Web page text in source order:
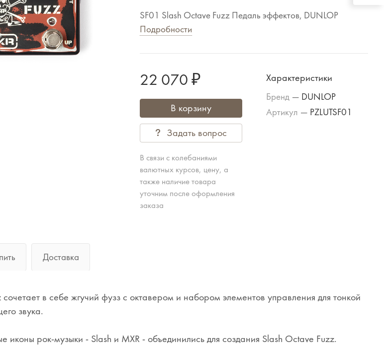
SF01 Slash Octave Fuzz Педаль эффектов, DUNLOP
Подробности
22 070 ₽
В корзину
Задать вопрос
В связи с колебаниями
валютных курсов, цену, а
также наличие товара
уточним после оформления
заказа
Характеристики
Бренд — DUNLOP
Артикул — PZLUTSF01
Доставка
в себе жгучий фузз с октавером и набором элементов управления для тонкой
звука.
иконы рок-музыки - Slash и MXR - объединились для создания Slash Octave Fuzz.